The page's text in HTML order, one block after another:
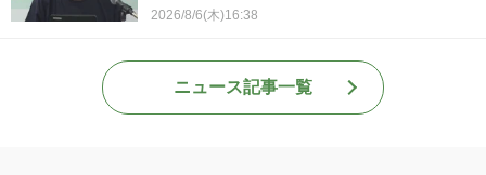
2026/8/6(木)16:38
ニュース記事一覧